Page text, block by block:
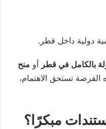
دولية داخل قطر.
بالكامل في قطر أو منح
الفرصة تستحق الاهتمام،
مبكرًا؟